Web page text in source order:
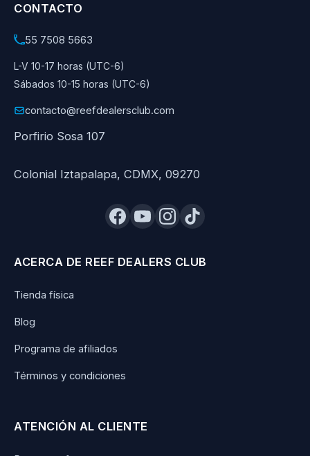
CONTACTO
55 7508 5663
L-V 10-17 horas (UTC-6)
Sábados 10-15 horas (UTC-6)
contacto@reefdealersclub.com
Porfirio Sosa 107
Colonial Iztapalapa, CDMX, 09270
ACERCA DE REEF DEALERS CLUB
Tienda física
Blog
Programa de afiliados
Términos y condiciones
ATENCIÓN AL CLIENTE